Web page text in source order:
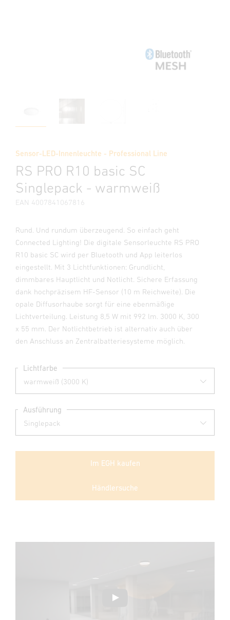
Sensor-LED-Innenleuchte - Professional Line
RS PRO R10 basic SC
Singlepack - warmweiß
EAN 4007841067816
Rund. Und rundum überzeugend. So einfach geht
Connected Lighting! Die digitale Sensorleuchte RS PRO
R10 basic SC wird per Bluetooth und App leiterlos
eingestellt. Mit 3 Lichtfunktionen: Grundlicht,
dimmbares Hauptlicht und Notlicht. Sichere Erfassung
dank hochpräzisem HF-Sensor (10 m Reichweite). Die
opale Diffusorhaube sorgt für eine ebenmäßige
Lichtverteilung. Leistung 8,5 W mit 992 lm. 3000 K, 300
x 55 mm. Der Notlichtbetrieb ist alternativ auch über
den Anschluss an Zentralbatteriesysteme möglich.
Lichtfarbe
Ausführung
Im EGH kaufen
Händlersuche